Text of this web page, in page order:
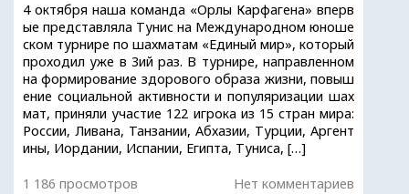
4 октября наша команда «Орлы Карфагена» вперв
ые представляла Тунис на Международном юноше
ском турнире по шахматам «Единый мир», который
проходил уже в 3ий раз. В турнире, направленном
на формирование здорового образа жизни, повыш
ение социальной активности и популяризации шах
мат, приняли участие 122 игрока из 15 стран мира:
России, Ливана, Танзании, Абхазии, Турции, Аргент
ины, Иордании, Испании, Египта, Туниса, […]
1 186 просмотров Нет комментариев